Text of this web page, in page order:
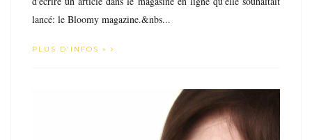
lancé: le Bloomy magazine.&nbs...
PLUS D'INFOS »